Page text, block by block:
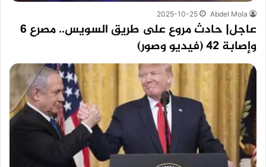
Abdel Mola
2025-10-25
عاجل| حادث مروع على طريق السويس.. مصرع 6
وإصابة 42 (فيديو وصور)